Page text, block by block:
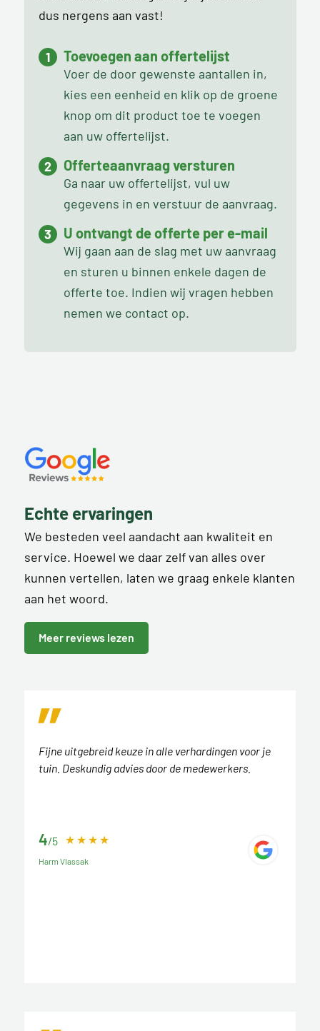
dus nergens aan vast!
Toevoegen aan offertelijst
Voer de door gewenste aantallen in,
kies een eenheid en klik op de groene
knop om dit product toe te voegen
aan uw offertelijst.
Offerteaanvraag versturen
Ga naar uw offertelijst, vul uw
gegevens in en verstuur de aanvraag.
U ontvangt de offerte per e-mail
Wij gaan aan de slag met uw aanvraag
en sturen u binnen enkele dagen de
offerte toe. Indien wij vragen hebben
nemen we contact op.
Echte ervaringen
We besteden veel aandacht aan kwaliteit en
service. Hoewel we daar zelf van alles over
kunnen vertellen, laten we graag enkele klanten
aan het woord.
Meer reviews lezen
Fijne uitgebreid keuze in alle verhardingen voor je
tuin. Deskundig advies door de medewerkers.
4/5
Harm Vlassak